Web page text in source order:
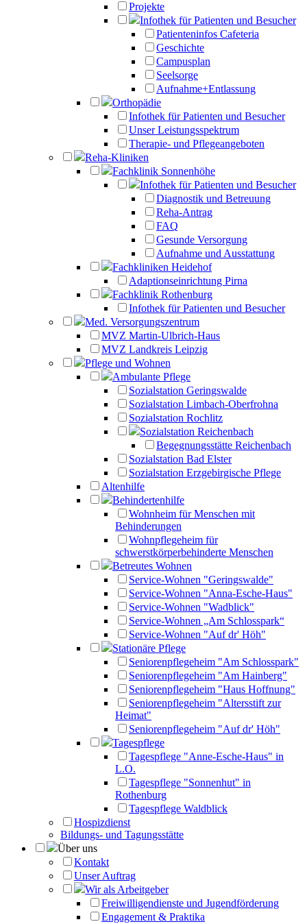
Projekte
Infothek für Patienten und Besucher
Patienteninfos Cafeteria
Geschichte
Campusplan
Seelsorge
Aufnahme+Entlassung
Orthopädie
Infothek für Patienten und Besucher
Unser Leistungsspektrum
Therapie- und Pflegeangeboten
Reha-Kliniken
Fachklinik Sonnenhöhe
Infothek für Patienten und Besucher
Diagnostik und Betreuung
Reha-Antrag
FAQ
Gesunde Versorgung
Aufnahme und Ausstattung
Fachkliniken Heidehof
Adaptionseinrichtung Pirna
Fachklinik Rothenburg
Infothek für Patienten und Besucher
Med. Versorgungszentrum
MVZ Martin-Ulbrich-Haus
MVZ Landkreis Leipzig
Pflege und Wohnen
Ambulante Pflege
Sozialstation Geringswalde
Sozialstation Limbach-Oberfrohna
Sozialstation Rochlitz
Sozialstation Reichenbach
Begegnungsstätte Reichenbach
Sozialstation Bad Elster
Sozialstation Erzgebirgische Pflege
Altenhilfe
Behindertenhilfe
Wohnheim für Menschen mit
Behinderungen
Wohnpflegeheim für
schwerstkörperbehinderte Menschen
Betreutes Wohnen
Service-Wohnen "Geringswalde"
Service-Wohnen "Anna-Esche-Haus"
Service-Wohnen "Wadblick"
Service-Wohnen „Am Schlosspark“
Service-Wohnen "Auf dr' Höh"
Stationäre Pflege
Seniorenpflegeheim "Am Schlosspark"
Seniorenpflegeheim "Am Hainberg"
Seniorenpflegeheim "Haus Hoffnung"
Seniorenpflegeheim "Altersstift zur
Heimat"
Seniorenpflegeheim "Auf dr' Höh"
Tagespflege
Tagespflege "Anne-Esche-Haus" in
L.O.
Tagespflege "Sonnenhut" in
Rothenburg
Tagespflege Waldblick
Hospizdienst
Bildungs- und Tagungsstätte
Über uns
Kontakt
Unser Auftrag
Wir als Arbeitgeber
Freiwilligendienste und Jugendförderung
Engagement & Praktika